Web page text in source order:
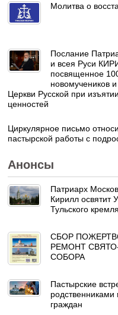
Молитва о
Послание
и всея Руси
посвященное
новомучеников
Церкви Русской при
ценностей
Циркулярное письмо
пастырской работы с
Анонсы
Патриарх
Кирилл освятит
Тульского кремля
СБОР
РЕМОНТ
СОБОРА
Пастырские
граждан